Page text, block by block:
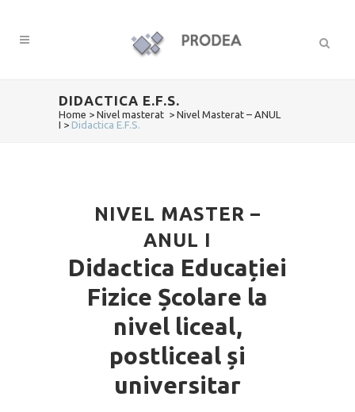
DIDACTICA E.F.S.
Home > Nivel masterat > Nivel Masterat – ANUL
I > Didactica E.F.S.
NIVEL MASTER –
ANUL I
Didactica Educației
Fizice Școlare la
nivel liceal,
postliceal și
universitar